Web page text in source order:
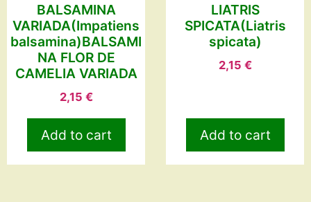
BALSAMINA
VARIADA(Impatiens
balsamina)BALSAMI
NA FLOR DE
CAMELIA VARIADA
2,15 €
Add to cart
LIATRIS
SPICATA(Liatris
spicata)
2,15 €
Add to cart